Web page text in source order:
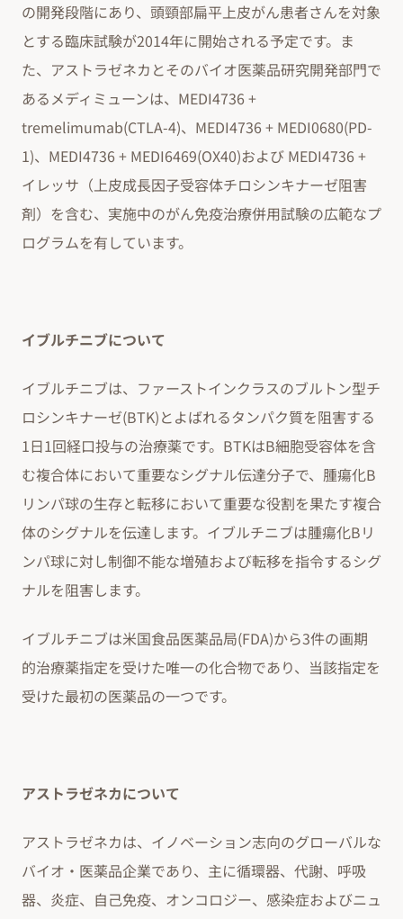
の開発段階にあり、頭頸部扁平上皮がん患者さんを対象
とする臨床試験が2014年に開始される予定です。ま
た、アストラゼネカとそのバイオ医薬品研究開発部門で
あるメディミューンは、MEDI4736 +
tremelimumab(CTLA-4)、MEDI4736 + MEDI0680(PD-
1)、MEDI4736 + MEDI6469(OX40)および MEDI4736 +
イレッサ（上皮成長因子受容体チロシンキナーゼ阻害
剤）を含む、実施中のがん免疫治療併用試験の広範なプ
ログラムを有しています。
イブルチニブについて
イブルチニブは、ファーストインクラスのブルトン型チ
ロシンキナーゼ(BTK)とよばれるタンパク質を阻害する
1日1回経口投与の治療薬です。BTKはB細胞受容体を含
む複合体において重要なシグナル伝達分子で、腫瘍化B
リンパ球の生存と転移において重要な役割を果たす複合
体のシグナルを伝達します。イブルチニブは腫瘍化Bリ
ンパ球に対し制御不能な増殖および転移を指令するシグ
ナルを阻害します。
イブルチニブは米国食品医薬品局(FDA)から3件の画期
的治療薬指定を受けた唯一の化合物であり、当該指定を
受けた最初の医薬品の一つです。
アストラゼネカについて
アストラゼネカは、イノベーション志向のグローバルな
バイオ・医薬品企業であり、主に循環器、代謝、呼吸
器、炎症、自己免疫、オンコロジー、感染症およびニュ